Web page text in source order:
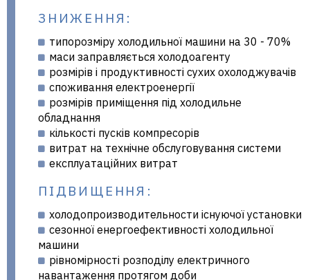
ЗНИЖЕННЯ:
типорозміру холодильної машини на 30 - 70%
маси заправляється холодоагенту
розмірів і продуктивності сухих охолоджувачів
споживання електроенергії
розмірів приміщення під холодильне
обладнання
кількості пусків компресорів
витрат на технічне обслуговування системи
експлуатаційних витрат
ПІДВИЩЕННЯ:
холодопроизводительности існуючої установки
сезонної енергоефективності холодильної
машини
рівномірності розподілу електричного
навантаження протягом доби